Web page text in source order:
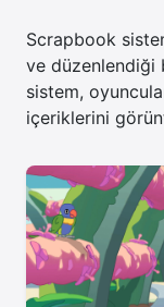
Scrapbook
ve düzenlendiği
sistem,
içeriklerini